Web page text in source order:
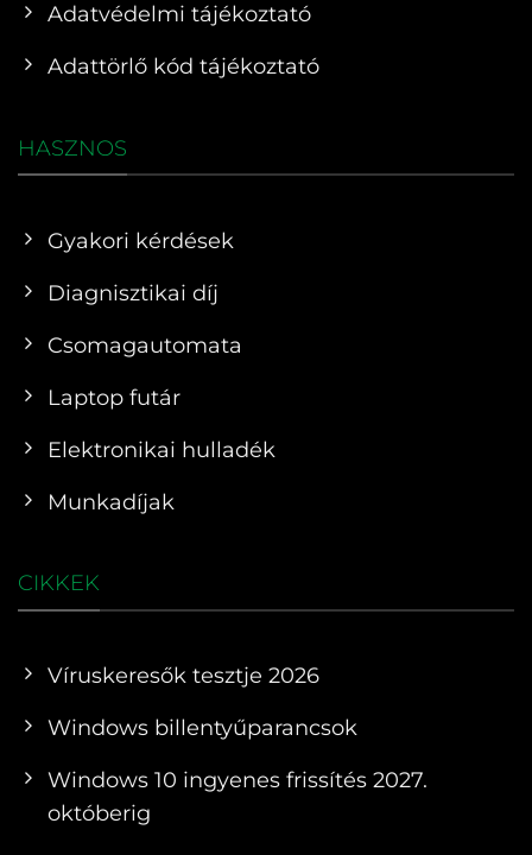
Adatvédelmi tájékoztató
Adattörlő kód tájékoztató
HASZNOS
Gyakori kérdések
Diagnisztikai díj
Csomagautomata
Laptop futár
Elektronikai hulladék
Munkadíjak
CIKKEK
Víruskeresők tesztje 2026
Windows billentyűparancsok
Windows 10 ingyenes frissítés 2027.
októberig